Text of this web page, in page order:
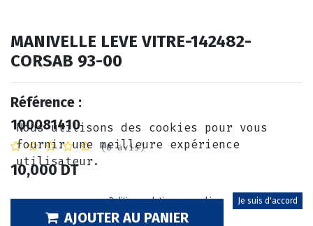
MANIVELLE LEVE VITRE-142482-
CORSAB 93-00
Référence :
100081410
(0 avis)
10,000DT
AJOUTER AU PANIER
Nous utilisons des cookies pour vous
fournir une meilleure expérience
utilisateur.
Politique relative aux cookies Je suis d'accord